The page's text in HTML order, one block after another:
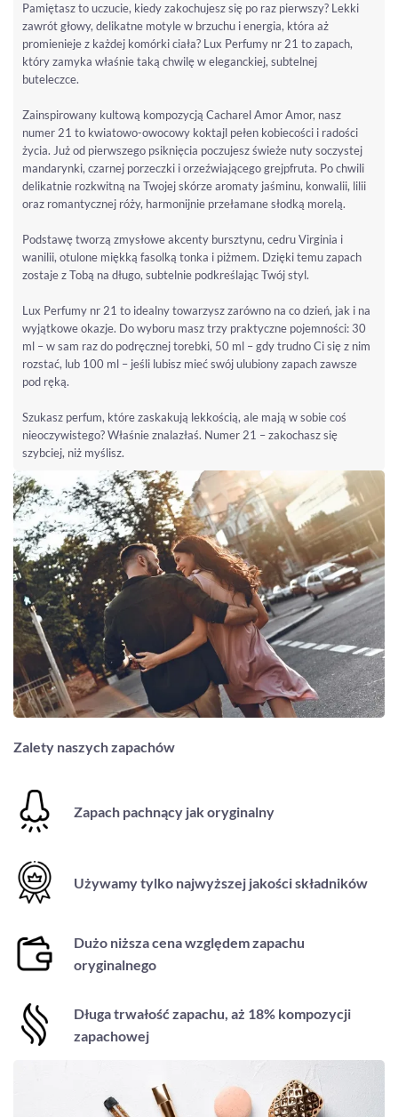
Pamiętasz to uczucie, kiedy zakochujesz się po raz pierwszy? Lekki
zawrót głowy, delikatne motyle w brzuchu i energia, która aż
promienieje z każdej komórki ciała? Lux Perfumy nr 21 to zapach,
który zamyka właśnie taką chwilę w eleganckiej, subtelnej
buteleczce.
Zainspirowany kultową kompozycją Cacharel Amor Amor, nasz
numer 21 to kwiatowo-owocowy koktajl pełen kobiecości i radości
życia. Już od pierwszego psiknięcia poczujesz świeże nuty soczystej
mandarynki, czarnej porzeczki i orzeźwiającego grejpfruta. Po chwili
delikatnie rozkwitną na Twojej skórze aromaty jaśminu, konwalii, lilii
oraz romantycznej róży, harmonijnie przełamane słodką morelą.
Podstawę tworzą zmysłowe akcenty bursztynu, cedru Virginia i
wanilii, otulone miękką fasolką tonka i piżmem. Dzięki temu zapach
zostaje z Tobą na długo, subtelnie podkreślając Twój styl.
Lux Perfumy nr 21 to idealny towarzysz zarówno na co dzień, jak i na
wyjątkowe okazje. Do wyboru masz trzy praktyczne pojemności: 30
ml – w sam raz do podręcznej torebki, 50 ml – gdy trudno Ci się z nim
rozstać, lub 100 ml – jeśli lubisz mieć swój ulubiony zapach zawsze
pod ręką.
Szukasz perfum, które zaskakują lekkością, ale mają w sobie coś
nieoczywistego? Właśnie znalazłaś. Numer 21 – zakochasz się
szybciej, niż myślisz.
Zalety naszych zapachów
Zapach pachnący jak oryginalny
Używamy tylko najwyższej jakości składników
Dużo niższa cena względem zapachu
oryginalnego
Długa trwałość zapachu, aż 18% kompozycji
zapachowej